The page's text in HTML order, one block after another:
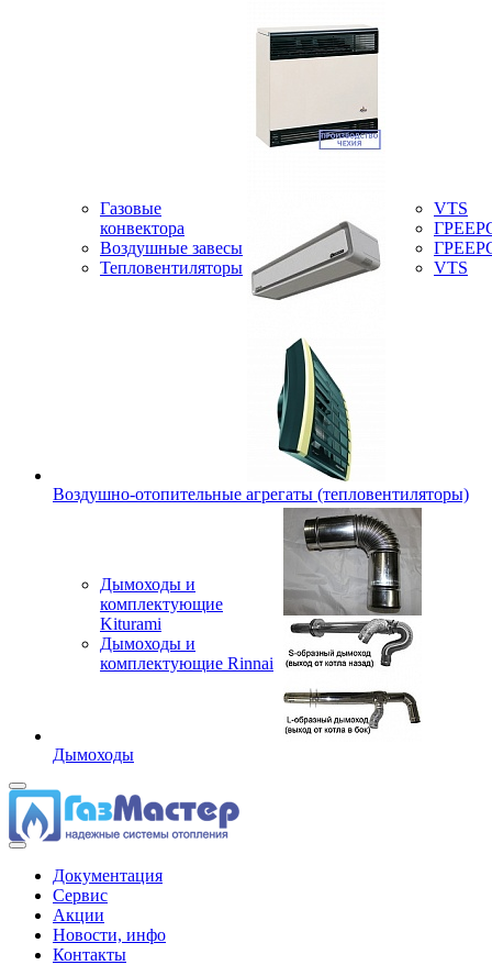
Газовые
конвектора
Воздушные завесы
Тепловентиляторы
VTS
VTS
Воздушно-отопительные агрегаты (тепловентиляторы)
Дымоходы и
комплектующие
Kiturami
Дымоходы и
комплектующие Rinnai
Дымоходы
Документация
Сервис
Акции
Новости, инфо
Контакты